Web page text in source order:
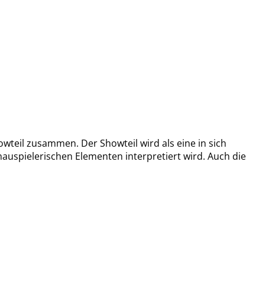
zusammen. Der Showteil wird als eine in sich
Elementen interpretiert wird. Auch die